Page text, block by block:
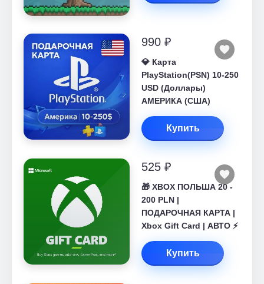
990 ₽
💎 Карта
PlayStation(PSN) 10-250
USD (Доллары)
АМЕРИКА (США)
Купить
525 ₽
🎁 XBOX ПОЛЬША 20 -
200 PLN |
ПОДАРОЧНАЯ КАРТА |
Xbox Gift Card | АВТО ⚡
Купить